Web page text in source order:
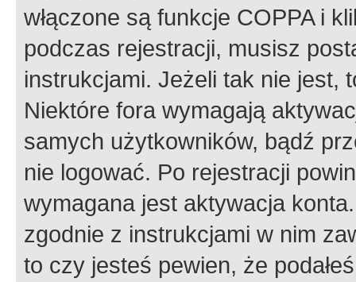
włączone są funkcje COPPA i
podczas rejestracji, musisz
instrukcjami. Jeżeli tak nie jest,
Niektóre fora wymagają
samych użytkowników, bądź
nie logować. Po rejestracji
wymagana jest aktywacja
zgodnie z instrukcjami w nim
to czy jesteś pewien, że